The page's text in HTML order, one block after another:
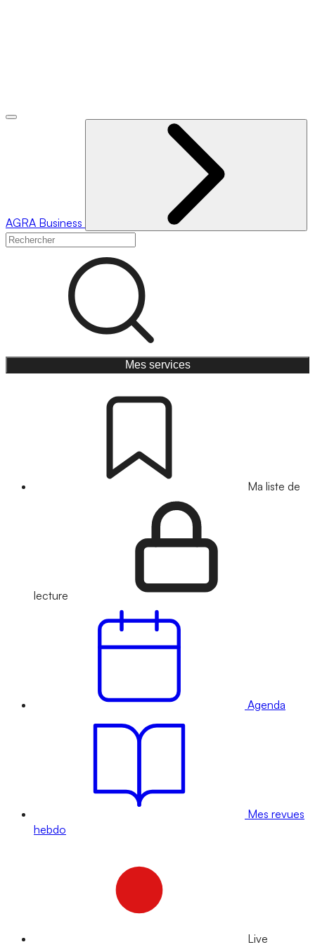
AGRA Business
Mes services
Ma liste de
lecture
Agenda
Mes revues
hebdo
Live